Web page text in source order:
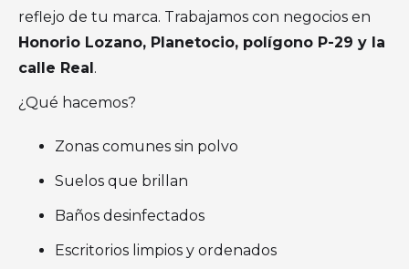
reflejo de tu marca. Trabajamos con negocios en
Honorio Lozano, Planetocio, polígono P-29 y la
calle Real .
¿Qué hacemos?
Zonas comunes sin polvo
Suelos que brillan
Baños desinfectados
Escritorios limpios y ordenados